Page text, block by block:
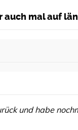
mal auf
und habe